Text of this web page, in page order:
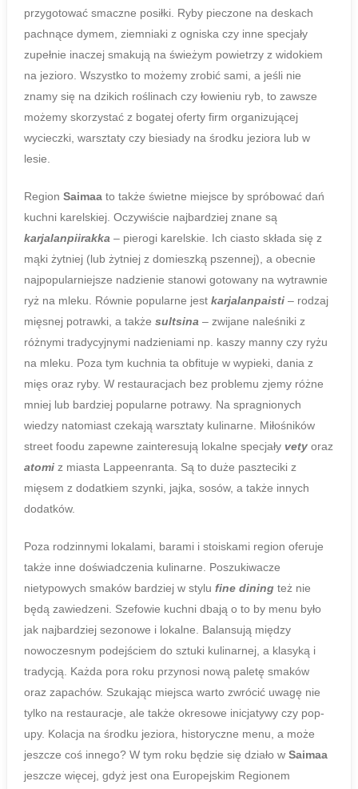
przygotować smaczne posiłki. Ryby pieczone na deskach
pachnące dymem, ziemniaki z ogniska czy inne specjały
zupełnie inaczej smakują na świeżym powietrzy z widokiem
na jezioro. Wszystko to możemy zrobić sami, a jeśli nie
znamy się na dzikich roślinach czy łowieniu ryb, to zawsze
możemy skorzystać z bogatej oferty firm organizującej
wycieczki, warsztaty czy biesiady na środku jeziora lub w
lesie.
Region Saimaa to także świetne miejsce by spróbować dań
kuchni karelskiej. Oczywiście najbardziej znane są
karjalanpiirakka – pierogi karelskie. Ich ciasto składa się z
mąki żytniej (lub żytniej z domieszką pszennej), a obecnie
najpopularniejsze nadzienie stanowi gotowany na wytrawnie
ryż na mleku. Równie popularne jest karjalanpaisti – rodzaj
mięsnej potrawki, a także sultsina – zwijane naleśniki z
różnymi tradycyjnymi nadzieniami np. kaszy manny czy ryżu
na mleku. Poza tym kuchnia ta obfituje w wypieki, dania z
mięs oraz ryby. W restauracjach bez problemu zjemy różne
mniej lub bardziej popularne potrawy. Na spragnionych
wiedzy natomiast czekają warsztaty kulinarne. Miłośników
street foodu zapewne zainteresują lokalne specjały vety oraz
atomi z miasta Lappeenranta. Są to duże paszteciki z
mięsem z dodatkiem szynki, jajka, sosów, a także innych
dodatków.
Poza rodzinnymi lokalami, barami i stoiskami region oferuje
także inne doświadczenia kulinarne. Poszukiwacze
nietypowych smaków bardziej w stylu fine dining też nie
będą zawiedzeni. Szefowie kuchni dbają o to by menu było
jak najbardziej sezonowe i lokalne. Balansują między
nowoczesnym podejściem do sztuki kulinarnej, a klasyką i
tradycją. Każda pora roku przynosi nową paletę smaków
oraz zapachów. Szukając miejsca warto zwrócić uwagę nie
tylko na restauracje, ale także okresowe inicjatywy czy pop-
upy. Kolacja na środku jeziora, historyczne menu, a może
jeszcze coś innego? W tym roku będzie się działo w Saimaa
jeszcze więcej, gdyż jest ona Europejskim Regionem